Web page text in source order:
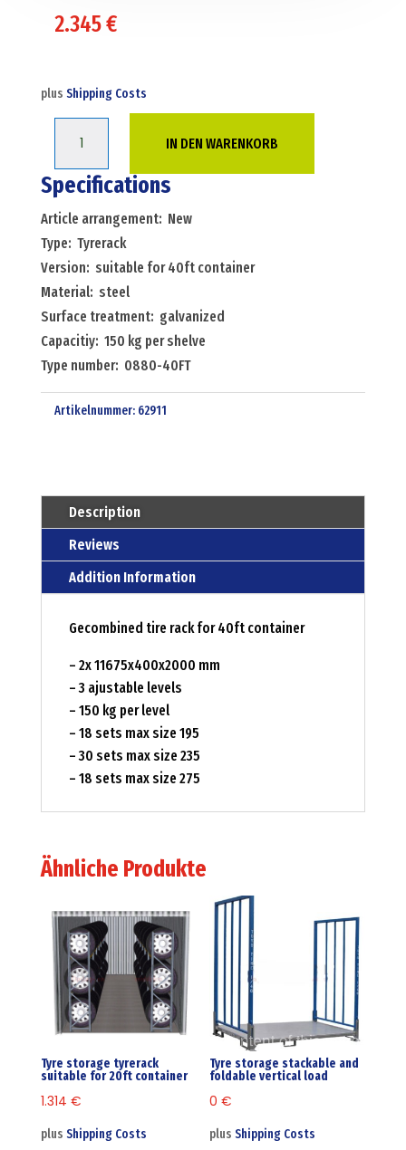
2.345€
plus Shipping Costs
tyrerack
suitable
for
40ft
container
Menge
IN DEN WARENKORB
Specifications
Article arrangement: New
Type: Tyrerack
Version: suitable for 40ft container
Material: steel
Surface treatment: galvanized
Capacitiy: 150 kg per shelve
Type number: 0880-40FT
Artikelnummer: 62911
Description
Reviews
Addition Information
Gecombined tire rack for 40ft container
– 2x 11675x400x2000 mm
– 3 ajustable levels
– 150 kg per level
– 18 sets max size 195
– 30 sets max size 235
– 18 sets max size 275
Ähnliche Produkte
Tyre storage tyrerack
suitable for 20ft container
1.314 €
plus Shipping Costs
Tyre storage stackable and
foldable vertical load
0€
plusShipping Costs